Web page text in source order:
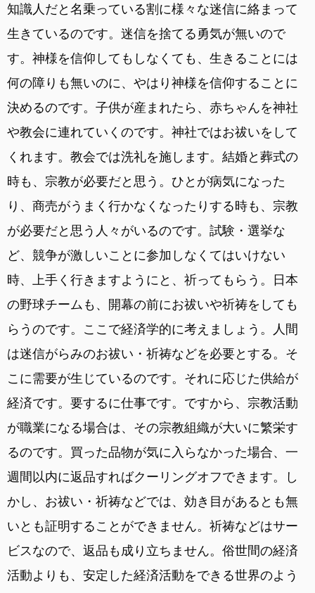
知識人だと名乗っている割に様々な迷信に絡まって
生きているのです。迷信を捨てる勇気が無いので
す。神様を信仰してもしなくても、生きることには
何の障りも無いのに、やはり神様を信仰することに
決めるのです。子供が産まれたら、赤ちゃんを神社
や教会に連れていくのです。神社ではお祓いをして
くれます。教会では洗礼を施します。結婚と葬式の
時も、宗教が必要だと思う。ひとが病気になった
り、商売がうまく行かなくなったりする時も、宗教
が必要だと思う人々がいるのです。試験・選挙な
ど、競争が激しいことに参加しなくてはいけない
時、上手く行きますようにと、祈ってもらう。日本
の野球チームも、開幕の前にお祓いや祈祷をしても
らうのです。ここで経済学的に考えましょう。人間
は迷信がらみのお祓い・祈祷などを必要とする。そ
こに需要が生じているのです。それに応じた供給が
経済です。要するに仕事です。ですから、宗教活動
が職業になる場合は、その宗教組織が大いに繁栄す
るのです。買った品物が気に入らなかった場合、一
週間以内に返品すればクーリングオフできます。し
かし、お祓い・祈祷などでは、効き目があるとも無
いとも証明することができません。祈祷などはサー
ビスなので、返品も成り立ちません。俗世間の経済
活動よりも、安定した経済活動をできる世界のよう